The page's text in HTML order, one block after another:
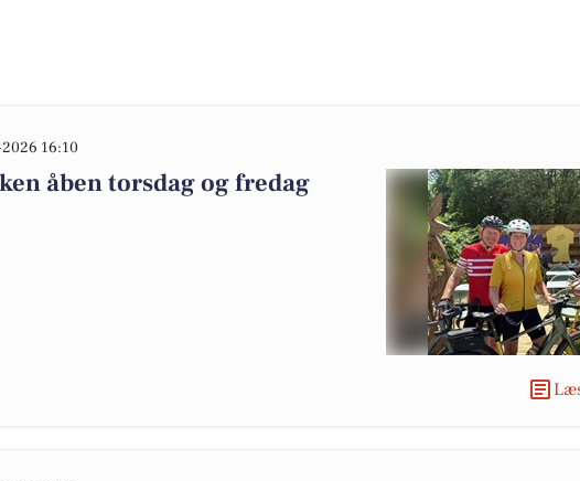
16:10
åben torsdag og fredag